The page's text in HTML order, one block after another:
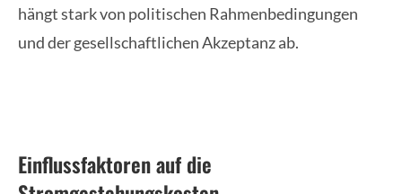
hängt stark von politischen Rahmenbedingungen
und der gesellschaftlichen Akzeptanz ab.
Einflussfaktoren auf die